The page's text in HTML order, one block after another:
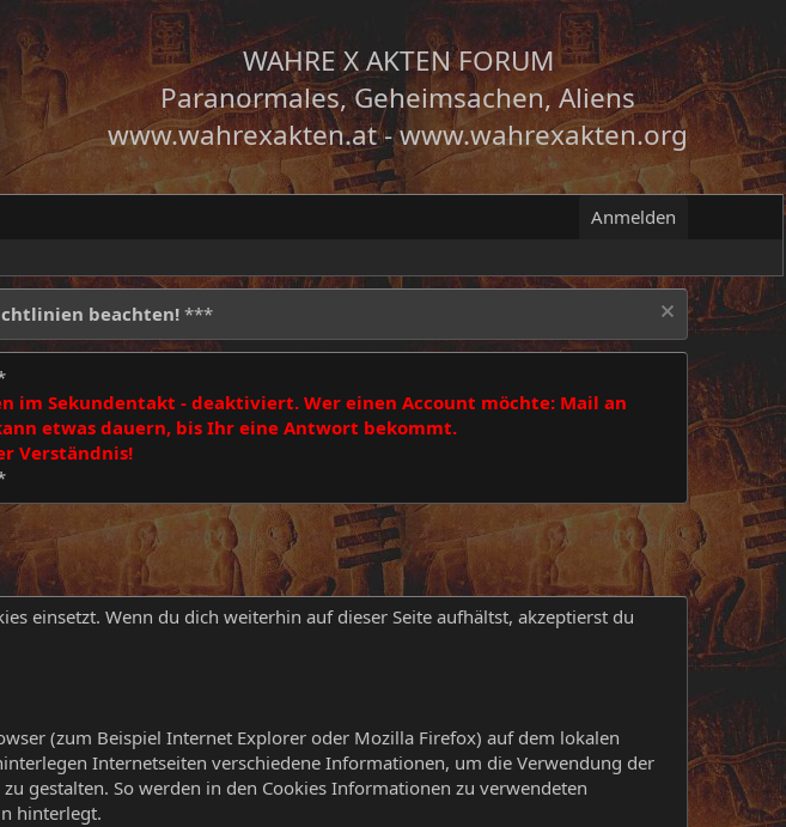
WAHRE X AKTEN FORUM
Paranormales, Geheimsachen, Aliens
www.wahrexakten.at-www.wahrexakten.org
Anmelden
beachten! ***
Sekundentakt - deaktiviert. Wer einen Account möchte: Mail an
etwas dauern, bis Ihr eine Antwort bekommt.
Verständnis!
einsetzt. Wenn du dich weiterhin auf dieser Seite aufhältst, akzeptierst du
(zum Beispiel Internet Explorer oder Mozilla Firefox) auf dem lokalen
Internetseiten verschiedene Informationen, um die Verwendung der
gestalten. So werden in den Cookies Informationen zu verwendeten
hinterlegt.